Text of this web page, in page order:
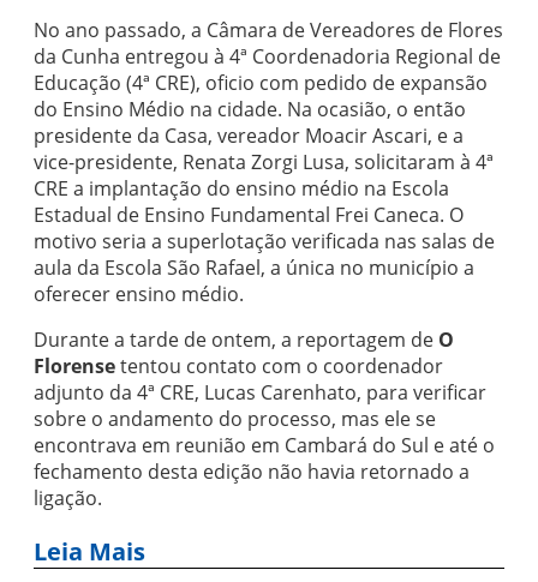
No ano passado, a Câmara de Vereadores de Flores
da Cunha entregou à 4ª Coordenadoria Regional de
Educação (4ª CRE), oficio com pedido de expansão
do Ensino Médio na cidade. Na ocasião, o então
presidente da Casa, vereador Moacir Ascari, e a
vice-presidente, Renata Zorgi Lusa, solicitaram à 4ª
CRE a implantação do ensino médio na Escola
Estadual de Ensino Fundamental Frei Caneca. O
motivo seria a superlotação verificada nas salas de
aula da Escola São Rafael, a única no município a
oferecer ensino médio.
Durante a tarde de ontem, a reportagem de O
Florensetentou contato com o coordenador
adjunto da 4ª CRE, Lucas Carenhato, para verificar
sobre o andamento do processo, mas ele se
encontrava em reunião em Cambará do Sul e até o
fechamento desta edição não havia retornado a
ligação.
Leia Mais